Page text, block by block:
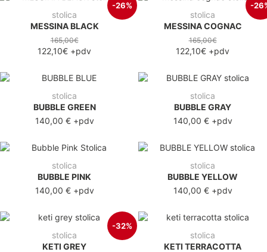
-26%
stolica
MESSINA BLACK
165,00€
122,10€ +pdv
-
stolica
MESSINA COGNAC
165,00€
122,10€ +pdv
stolica
BUBBLE GREEN
140,00 €+pdv
stolica
BUBBLE GRAY
140,00 €+pdv
stolica
BUBBLE PINK
140,00 €+pdv
stolica
BUBBLE YELLOW
140,00 €+pdv
-32%
stolica
KETI GREY
stolica
KETI TERRACOTTA